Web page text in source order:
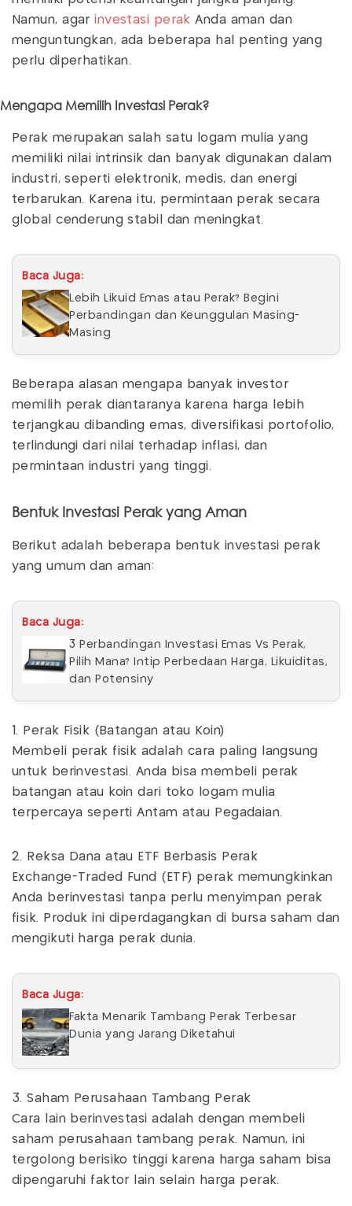
Namun, agarinvestasi perak Anda aman dan
menguntungkan, ada beberapa hal penting yang
perlu diperhatikan.
Mengapa Memilih Investasi Perak?
Perak merupakan salah satu logam mulia yang
memiliki nilai intrinsik dan banyak digunakan dalam
industri, seperti elektronik, medis, dan energi
terbarukan. Karena itu, permintaan perak secara
global cenderung stabil dan meningkat.
Baca Juga:
Lebih Likuid Emas atau Perak? Begini
Perbandingan dan Keunggulan Masing-
Masing
Beberapa alasan mengapa banyak investor
memilih perak diantaranya karena harga lebih
terjangkau dibanding emas, diversifikasi portofolio,
terlindungi dari nilai terhadap inflasi, dan
permintaan industri yang tinggi.
Bentuk Investasi Perak yang Aman
Berikut adalah beberapa bentuk investasi perak
yang umum dan aman:
Baca Juga:
3 Perbandingan Investasi Emas Vs Perak,
Pilih Mana? Intip Perbedaan Harga, Likuiditas,
dan Potensiny
1. Perak Fisik (Batangan atau Koin)
Membeli perak fisik adalah cara paling langsung
untuk berinvestasi. Anda bisa membeli perak
batangan atau koin dari toko logam mulia
terpercaya seperti Antam atau Pegadaian.
2. Reksa Dana atau ETF Berbasis Perak
Exchange-Traded Fund (ETF) perak memungkinkan
Anda berinvestasi tanpa perlu menyimpan perak
fisik. Produk ini diperdagangkan di bursa saham dan
mengikuti harga perak dunia.
Baca Juga:
Fakta Menarik Tambang Perak Terbesar
Dunia yang Jarang Diketahui
3. Saham Perusahaan Tambang Perak
Cara lain berinvestasi adalah dengan membeli
saham perusahaan tambang perak. Namun, ini
tergolong berisiko tinggi karena harga saham bisa
dipengaruhi faktor lain selain harga perak.